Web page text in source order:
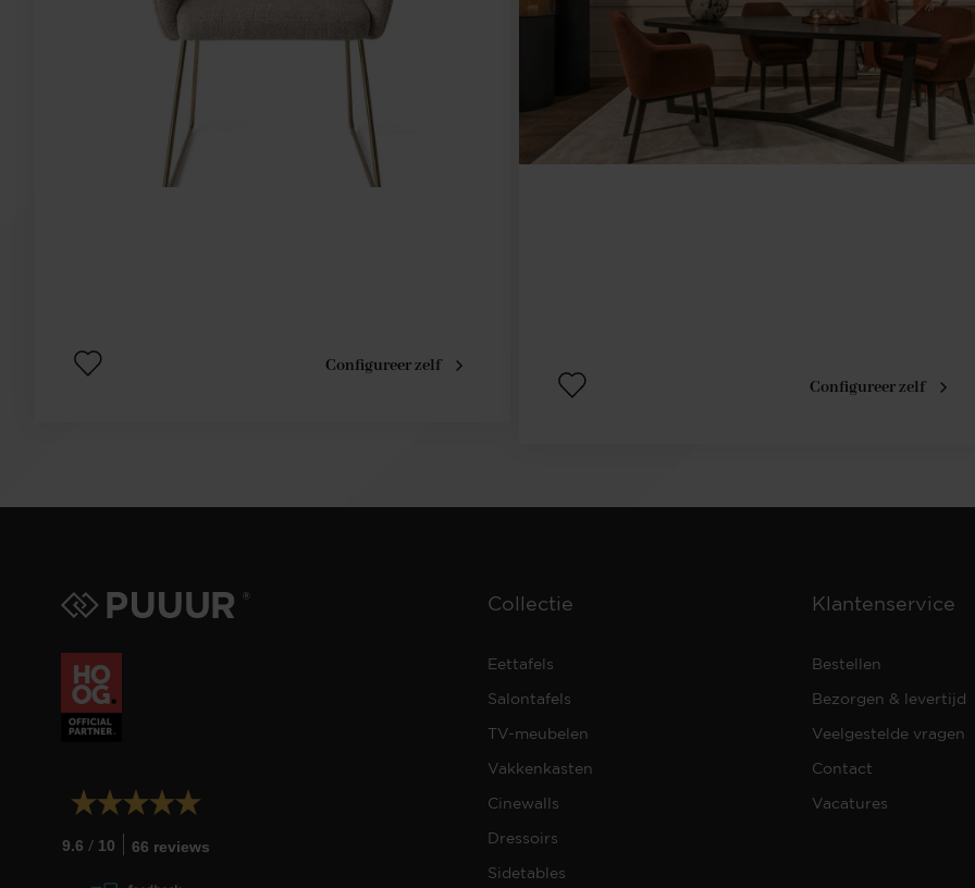
Configureer zelf
Configureer zelf
9.6 / 10 66 reviews
Collectie
Eettafels
Salontafels
TV-meubelen
Vakkenkasten
Cinewalls
Dressoirs
Sidetables
Klantenservice
Bestellen
Bezorgen & levertijd
Veelgestelde vragen
Contact
Vacatures